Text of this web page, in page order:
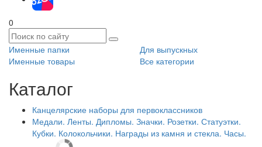
0
Именные папки
Для выпускных
Именные товары
Все категории
Каталог
Канцелярские наборы для первоклассников
Медали. Ленты. Дипломы. Значки. Розетки. Статуэтки.
Кубки. Колокольчики. Награды из камня и стекла. Часы.